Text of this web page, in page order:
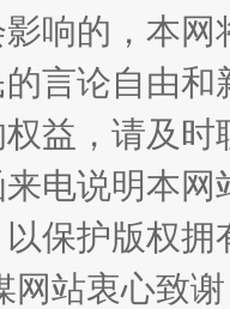
响的，本
言论自由
益，请及
电说明本
保护版权
网站衷心致